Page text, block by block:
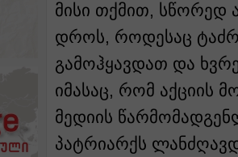
მისი თქმით, სწორედ
დროს, როდესაც
გამოჰყავდათ და
იმასაც, რომ აქციის
მედიის
პატრიარქს